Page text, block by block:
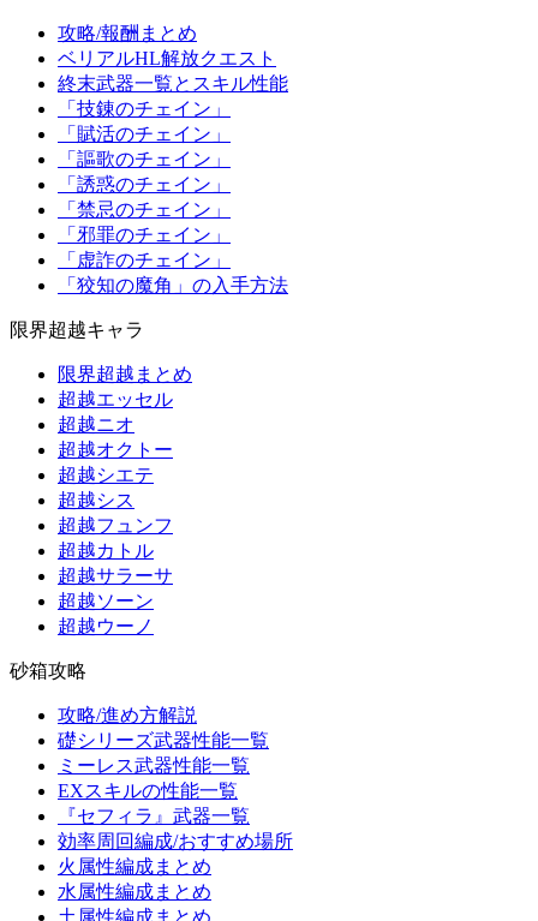
攻略/報酬まとめ
ベリアルHL解放クエスト
終末武器一覧とスキル性能
「技錬のチェイン」
「賦活のチェイン」
「謳歌のチェイン」
「誘惑のチェイン」
「禁忌のチェイン」
「邪罪のチェイン」
「虚詐のチェイン」
「狡知の魔角」の入手方法
限界超越キャラ
限界超越まとめ
超越エッセル
超越ニオ
超越オクトー
超越シエテ
超越シス
超越フュンフ
超越カトル
超越サラーサ
超越ソーン
超越ウーノ
砂箱攻略
攻略/進め方解説
礎シリーズ武器性能一覧
ミーレス武器性能一覧
EXスキルの性能一覧
『セフィラ』武器一覧
効率周回編成/おすすめ場所
火属性編成まとめ
水属性編成まとめ
土属性編成まとめ